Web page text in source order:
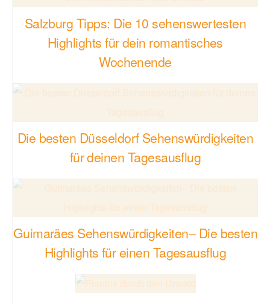
Salzburg Tipps: Die 10 sehenswertesten
Highlights für dein romantisches
Wochenende
Die besten Düsseldorf Sehenswürdigkeiten
für deinen Tagesausflug
Guimarães Sehenswürdigkeiten– Die besten
Highlights für einen Tagesausflug